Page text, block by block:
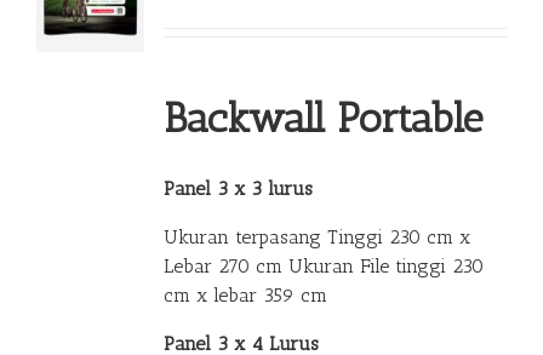
Backwall Portable
Panel 3 x 3 lurus
Ukuran terpasang Tinggi 230 cm x
Lebar 270 cm Ukuran File tinggi 230
cm x lebar 359 cm
Panel 3 x 4 Lurus